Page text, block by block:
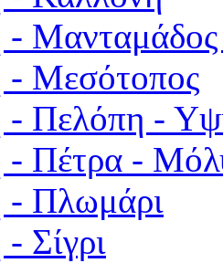
Μανταμάδος
- Μεσότοπος
- Πελόπη -
- Πέτρα -
- Πλωμάρι
Σίγρι